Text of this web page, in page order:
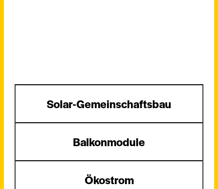
Solar-Gemeinschaftsbau
Balkonmodule
Ökostrom